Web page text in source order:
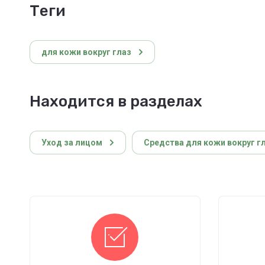
теги
для кожи вокруг глаз
Находится в разделах
Уход за лицом Средства для кожи вокруг